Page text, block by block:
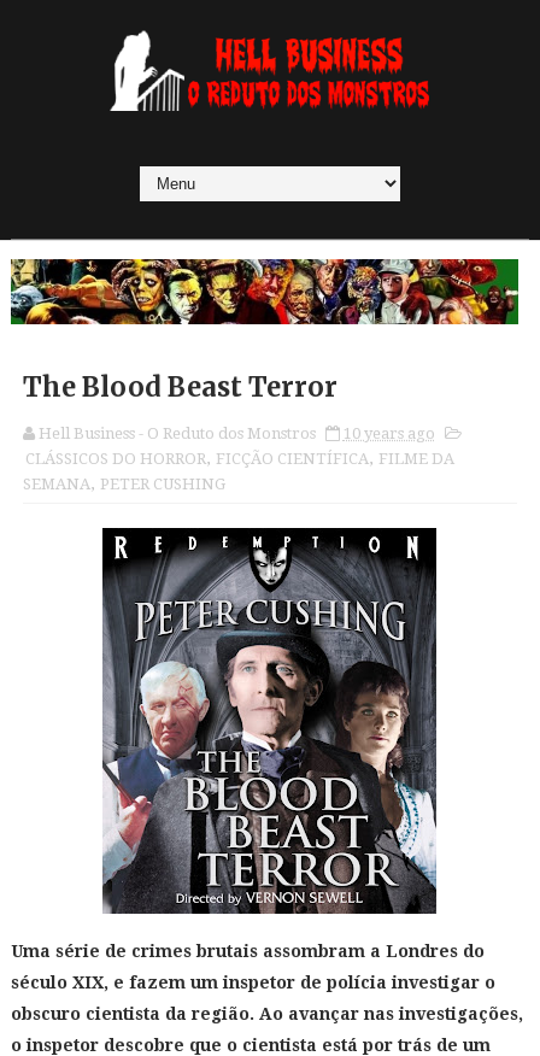
The Blood Beast Terror
Hell Business - O Reduto dos Monstros
10 years ago
CLÁSSICOS DO HORROR, FICÇÃO CIENTÍFICA, FILME DA
SEMANA, PETER CUSHING
Uma série de crimes brutais assombram a Londres do
século XIX, e fazem um inspetor de polícia investigar o
obscuro cientista da região. Ao avançar nas investigações,
o inspetor descobre que o cientista está por trás de um